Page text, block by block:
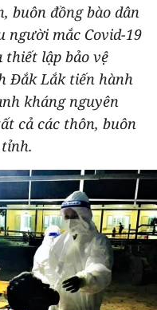
buôn đồng bào dân
người mắc Covid-19
lập bảo vệ
Đắk Lắk tiến hành
kháng nguyên
cả các thôn, buôn